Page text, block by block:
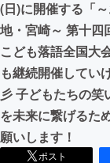
(日)に開催する「
地・宮崎～ 第十四
こども落語全国大
も継続開催してい
彡 子どもたちの笑
を未来に繋げるた
願いします！
ポスト